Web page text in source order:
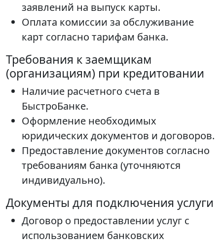
заявлений на выпуск карты.
Оплата комиссии за обслуживание
карт согласно тарифам банка.
Требования к заемщикам
(организациям) при кредитовании
Наличие расчетного счета в
БыстроБанке.
Оформление необходимых
юридических документов и договоров.
Предоставление документов согласно
требованиям банка (уточняются
индивидуально).
Документы для подключения услуги
Договор о предоставлении услуг с
использованием банковских